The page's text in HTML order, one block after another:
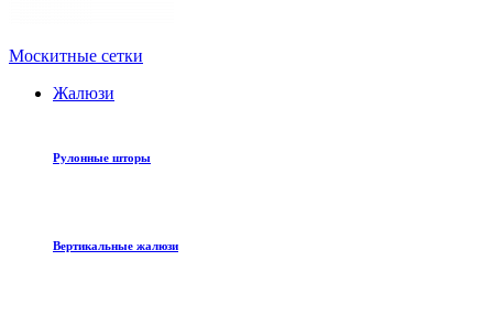
Москитные сетки
Жалюзи
Рулонные шторы
Вертикальные жалюзи